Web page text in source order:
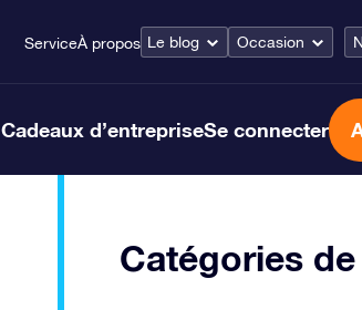
ServiceÀ propos Le blog Occasion
Cadeaux d’entrepriseSe connecter
Catégories